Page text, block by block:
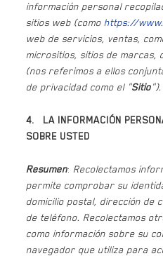
información personal
sitios web (como https://
web de servicios, ventas,
micrositios, sitios de marcas,
(nos referimos a ellos
de privacidad como el "Sitio").
4. LA INFORMACIÓN
SOBRE USTED
Resumen: Recolectamos
permite comprobar su
domicilio postal, dirección de
de teléfono. Recolectamos
como información sobre su
navegador que utiliza para